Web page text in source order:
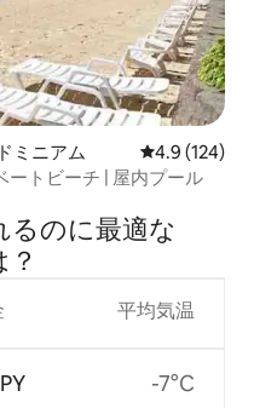
ミニアム レビュー124
4.9 (124)
ートビーチ | 屋内プール
の⁠に最⁠適⁠な
平均気温
-7°C